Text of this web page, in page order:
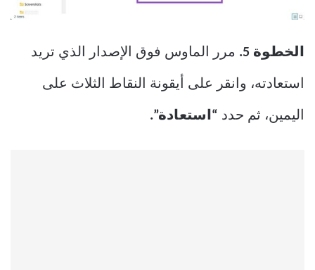
الخطوة 5. مرر الماوس فوق الإصدار الذي تريد
استعادته، وانقر على أيقونة النقاط الثلاث على
اليمين، ثم حدد “استعادة”.